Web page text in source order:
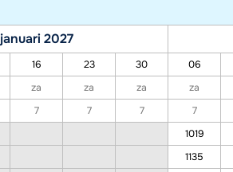
januari 2027
16 23 30 06
za za za za
7 7 7 7
1019
1135